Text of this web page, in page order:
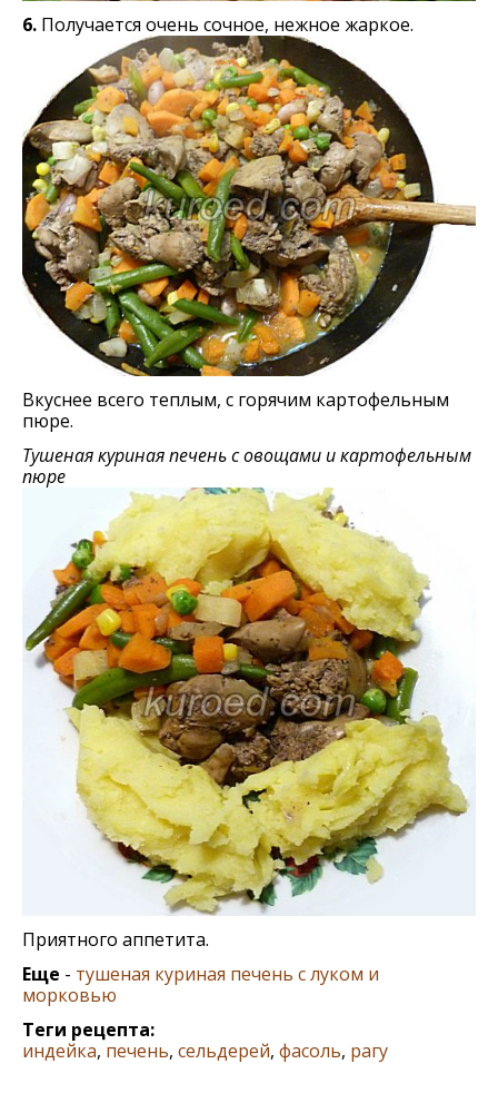
6. Получается очень сочное, нежное жаркое.
Вкуснее всего теплым, с горячим картофельным
пюре.
Тушеная куриная печень с овощами и картофельным
пюре
Приятного аппетита.
Еще - тушеная куриная печень с луком и
морковью
Теги рецепта:
индейка, печень, сельдерей, фасоль, рагу